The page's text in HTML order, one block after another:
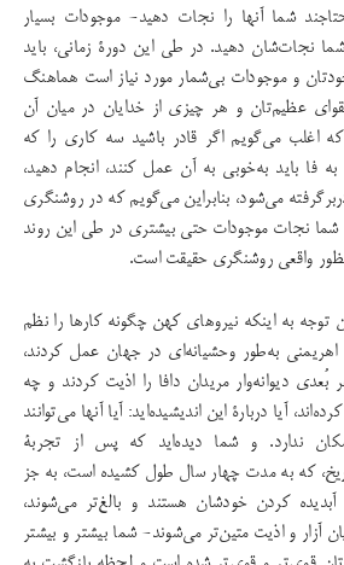
شما آنها را نجات دهید- موجودات بسیار
نجات‌شان دهید. در طی این دورۀ زمانی، باید
و موجودات بی‌شمار مورد نیاز است هماهنگ
عظیم‌تان و هر چیزی از خدایان در میان آن
اغلب می‌گویم اگر قادر باشید سه كاری را كه
به فا ‌باید به‌خوبی به آن عمل کنند، انجام دهید،
می‌شود، بنابراین می‌گویم كه در روشنگری
نجات موجودات حتی بیشتری در طی این روند
واقعی روشنگری حقیقت است.
توجه به اینکه نیروهای كهن چگونه كارها را نظم
اهریمنی به‌طور وحشیانه‌ای در جهان عمل كردند،
دیوانه‌وار مریدان دافا را اذیت كردند و چه
آیا دربارۀ این اندیشیده‌اید: آیا آنها می‌توانند
ندارد. و شما دیده‌اید كه پس از تجربۀ
كه به مدت چهار سال طول كشیده است، به جز
آبدیده کردن خودشان هستند و بالغ‌تر می‌شوند،
آزار و اذیت متین‌تر می‌شوند- شما بیشتر و بیشتر